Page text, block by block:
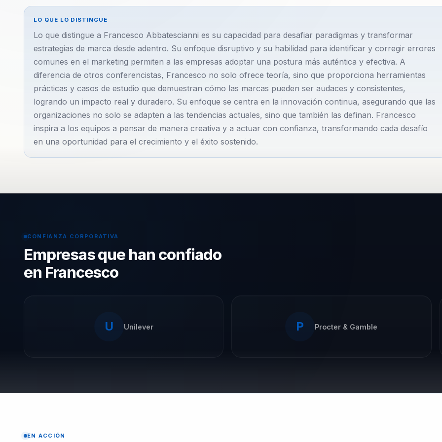
LO QUE LO DISTINGUE
Lo que distingue a Francesco Abbatescianni es su capacidad para desafiar paradigmas y transformar
estrategias de marca desde adentro. Su enfoque disruptivo y su habilidad para identificar y corregir errores
comunes en el marketing permiten a las empresas adoptar una postura más auténtica y efectiva. A
diferencia de otros conferencistas, Francesco no solo ofrece teoría, sino que proporciona herramientas
prácticas y casos de estudio que demuestran cómo las marcas pueden ser audaces y consistentes,
logrando un impacto real y duradero. Su enfoque se centra en la innovación continua, asegurando que las
organizaciones no solo se adapten a las tendencias actuales, sino que también las definan. Francesco
inspira a los equipos a pensar de manera creativa y a actuar con confianza, transformando cada desafío
en una oportunidad para el crecimiento y el éxito sostenido.
CONFIANZA CORPORATIVA
Empresas que han confiado
en Francesco
U Unilever P Procter & Gamble
EN ACCIÓN